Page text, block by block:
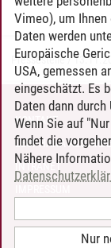
Pressestelle/
KONTAKT
LEUPHANA ALS
INTRANET
BARRIEREFREIHEIT
Vimeo), um
Daten werden
Europäische
USA, gemessen
eingeschätzt. Es
Daten dann
Wenn Sie auf
findet die
Nähere
Nur